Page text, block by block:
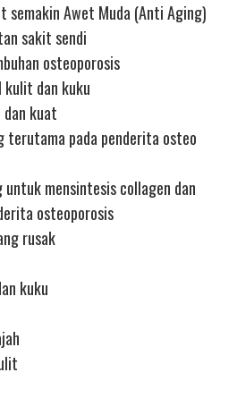
semakin Awet Muda (Anti Aging)
sakit sendi
osteoporosis
kulit dan kuku
kuat
terutama pada penderita osteo
mensintesis collagen dan
osteoporosis
rusak
kuku